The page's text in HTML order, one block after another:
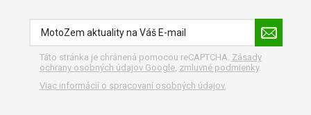
Táto stránka je chránená pomocou reCAPTCHA. Zásady
ochrany osobných údajov Google, zmluvné podmienky.
Viac informácií o spracovaní osobných údajov.